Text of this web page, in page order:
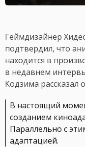
Геймдизайнер
подтвердил, что
находится в
в недавнем
Кодзима рассказал
В настоящий
созданием
Параллельно с
адаптацией.